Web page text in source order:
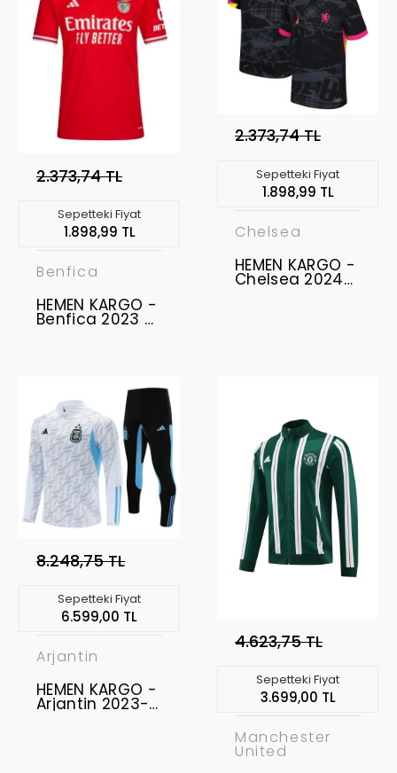
2.373,74 TL
Sepetteki Fiyat
1.898,99 TL
Benfica
HEMEN KARGO -
Benfica 2023 -
2.373,74 TL
Sepetteki Fiyat
1.898,99 TL
Chelsea
HEMEN KARGO -
Chelsea 2024-
8.248,75 TL
Sepetteki Fiyat
6.599,00 TL
Arjantin
HEMEN KARGO -
Arjantin 2023-
2024 Eşofman
4.623,75 TL
Sepetteki Fiyat
3.699,00 TL
Manchester
United